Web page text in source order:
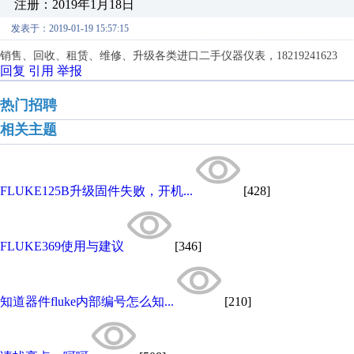
注册：2019年1月18日
发表于：2019-01-19 15:57:15
销售、回收、租赁、维修、升级各类进口二手仪器仪表，18219241623
回复 引用 举报
热门招聘
相关主题
FLUKE125B升级固件失败，开机... [428]
FLUKE369使用与建议 [346]
知道器件fluke内部编号怎么知... [210]